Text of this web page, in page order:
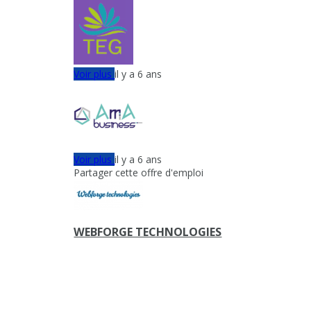
Voir plusil y a 6 ans
Voir plusil y a 6 ans
Partager cette offre d'emploi
WEBFORGE TECHNOLOGIES